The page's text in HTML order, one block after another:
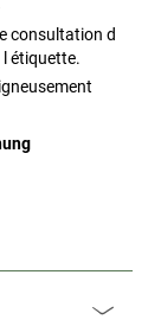
consultation d
l étiquette.